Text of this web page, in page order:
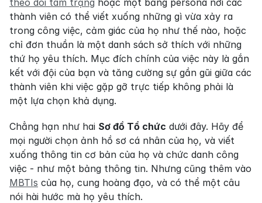
thành viên có thể viết xuống những gì vừa xảy ra
trong công việc, cảm giác của họ như thế nào, hoặc
chỉ đơn thuần là một danh sách sở thích với những
thứ họ yêu thích. Mục đích chính của việc này là gắn
kết với đội của bạn và tăng cường sự gần gũi giữa các
thành viên khi việc gặp gỡ trực tiếp không phải là
một lựa chọn khả dụng.
Chẳng hạn như hai Sơ đồ Tổ chức dưới đây. Hãy để
mọi người chọn ảnh hồ sơ cá nhân của họ, và viết
xuống thông tin cơ bản của họ và chức danh công
MBTIs của họ, cung hoàng đạo, và có thể một câu
nói hài hước mà họ yêu thích.